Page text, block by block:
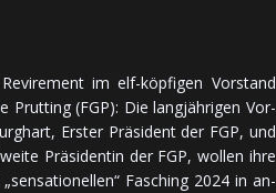
Revirement im elf-köpfigen Vorstand
Prutting (FGP): Die lang­jäh­ri­gen Vor­
Erster Prä­si­dent der FGP, und
Prä­si­den­tin der FGP, wollen ihre
Fasching 2024 in an­